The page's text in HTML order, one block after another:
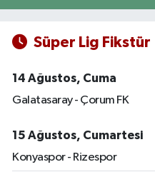
Süper Lig Fikstür
14 Ağustos, Cuma
Galatasaray - Çorum FK
15 Ağustos, Cumartesi
Konyaspor - Rizespor